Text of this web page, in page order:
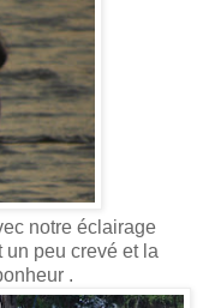
notre éclairage
un peu crevé et la
.